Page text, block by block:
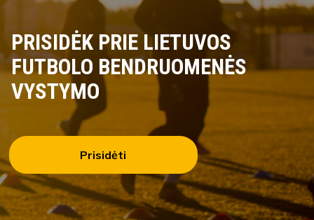
PRISIDĖK PRIE LIETUVOS
FUTBOLO BENDRUOMENĖS
VYSTYMO
Prisidėti